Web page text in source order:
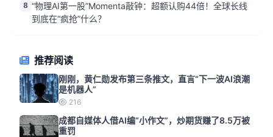
8 “物理AI第一股”Momenta敲钟：超额认购44倍！全球长线
到底在“疯抢”什么？
推荐阅读
刚刚，黄仁勋发布第三条推文，直言“下一波AI浪潮
是机器人”
216
成都自媒体人借AI编“小作文”，炒期货赚了8.5万被
重罚